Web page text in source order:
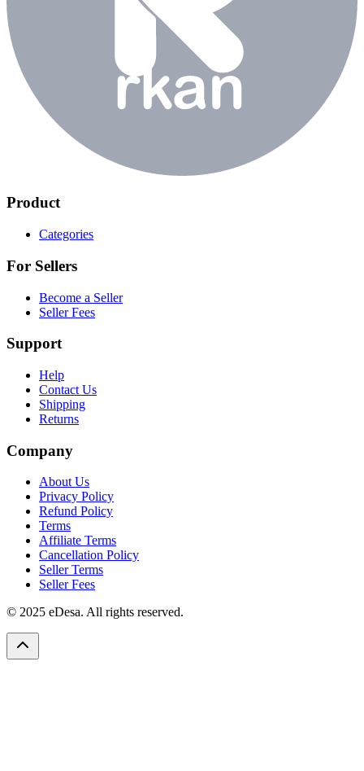
Product
Categories
For Sellers
Become a Seller
Seller Fees
Support
Help
Contact Us
Shipping
Returns
Company
About Us
Privacy Policy
Refund Policy
Terms
Affiliate Terms
Cancellation Policy
Seller Terms
Seller Fees
© 2025 eDesa. All rights reserved.